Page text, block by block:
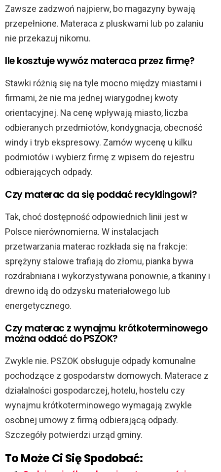
Zawsze zadzwoń najpierw, bo magazyny bywają
przepełnione. Materaca z pluskwami lub po zalaniu
nie przekazuj nikomu.
Ile kosztuje wywóz materaca przez firmę?
Stawki różnią się na tyle mocno między miastami i
firmami, że nie ma jednej wiarygodnej kwoty
orientacyjnej. Na cenę wpływają miasto, liczba
odbieranych przedmiotów, kondygnacja, obecność
windy i tryb ekspresowy. Zamów wycenę u kilku
podmiotów i wybierz firmę z wpisem do rejestru
odbierających odpady.
Czy materac da się poddać recyklingowi?
Tak, choć dostępność odpowiednich linii jest w
Polsce nierównomierna. W instalacjach
przetwarzania materac rozkłada się na frakcje:
sprężyny stalowe trafiają do złomu, pianka bywa
rozdrabniana i wykorzystywana ponownie, a tkaniny i
drewno idą do odzysku materiałowego lub
energetycznego.
Czy materac z wynajmu krótkoterminowego
można oddać do PSZOK?
Zwykle nie. PSZOK obsługuje odpady komunalne
pochodzące z gospodarstw domowych. Materace z
działalności gospodarczej, hotelu, hostelu czy
wynajmu krótkoterminowego wymagają zwykle
osobnej umowy z firmą odbierającą odpady.
Szczegóły potwierdzi urząd gminy.
To Może Ci Się Spodobać: